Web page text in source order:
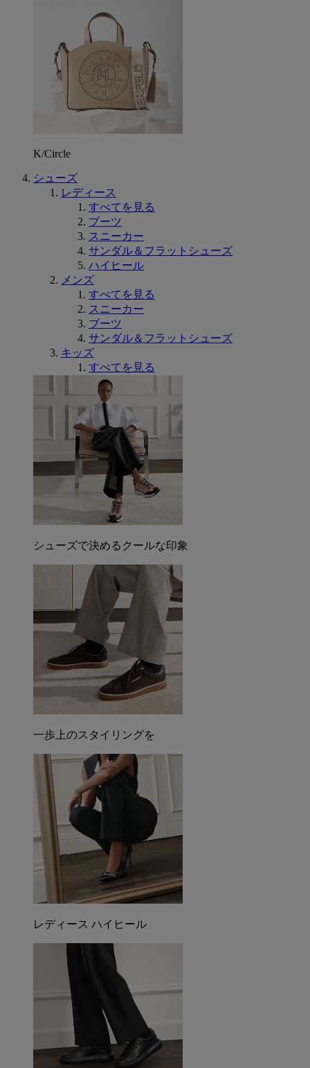
K/Circle
シューズ
レディース
すべてを見る
ブーツ
スニーカー
サンダル＆フラットシューズ
ハイヒール
メンズ
すべてを見る
スニーカー
ブーツ
サンダル＆フラットシューズ
キッズ
すべてを見る
シューズで決めるクールな印象
一歩上のスタイリングを
レディース ハイヒール